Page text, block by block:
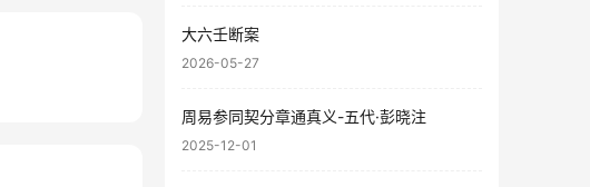
大六壬断案
2026-05-27
周易参同契分章通真义-五代·彭晓注
2025-12-01